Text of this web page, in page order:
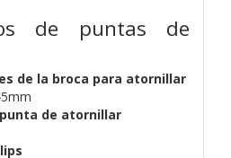
de puntas de
de la broca para atornillar
de atornillar